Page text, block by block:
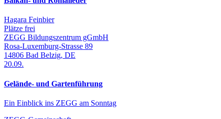
Hagara Feinbier
Plätze frei
ZEGG Bildungszentrum gGmbH
Rosa-Luxemburg-Strasse 89
14806 Bad Belzig, DE
20.09.
Gelände- und Gartenführung
Ein Einblick ins ZEGG am Sonntag